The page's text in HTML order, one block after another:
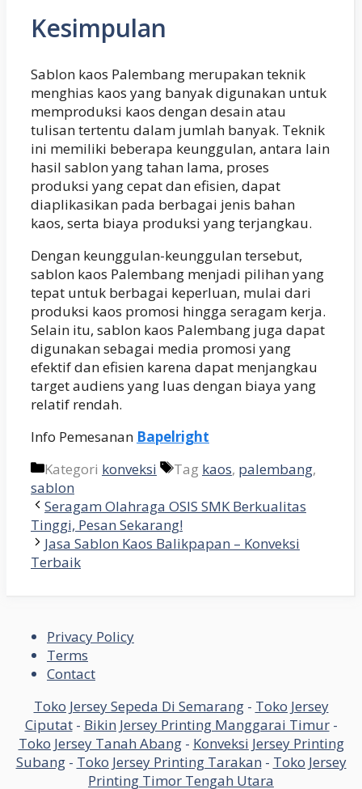
Kesimpulan
Sablon kaos Palembang merupakan teknik
menghias kaos yang banyak digunakan untuk
memproduksi kaos dengan desain atau
tulisan tertentu dalam jumlah banyak. Teknik
ini memiliki beberapa keunggulan, antara lain
hasil sablon yang tahan lama, proses
produksi yang cepat dan efisien, dapat
diaplikasikan pada berbagai jenis bahan
kaos, serta biaya produksi yang terjangkau.
Dengan keunggulan-keunggulan tersebut,
sablon kaos Palembang menjadi pilihan yang
tepat untuk berbagai keperluan, mulai dari
produksi kaos promosi hingga seragam kerja.
Selain itu, sablon kaos Palembang juga dapat
digunakan sebagai media promosi yang
efektif dan efisien karena dapat menjangkau
target audiens yang luas dengan biaya yang
relatif rendah.
Info Pemesanan Bapelright
Kategori konveksi Tag kaos, palembang,
sablon
Seragam Olahraga OSIS SMK Berkualitas
Tinggi, Pesan Sekarang!
Jasa Sablon Kaos Balikpapan – Konveksi
Terbaik
Privacy Policy
Terms
Contact
Toko Jersey Sepeda Di Semarang- Toko Jersey
Ciputat- Bikin Jersey Printing Manggarai Timur-
Toko Jersey Tanah Abang- Konveksi Jersey Printing
Subang- Toko Jersey Printing Tarakan - Toko Jersey
Printing Timor Tengah Utara